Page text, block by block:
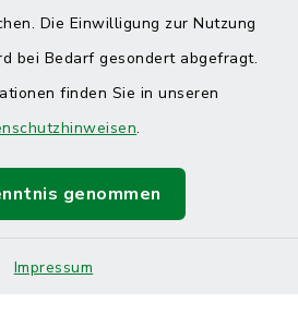
Die Einwilligung zur Nutzung
bei Bedarf gesondert abgefragt.
finden Sie in unseren
.
genommen
Impressum
Sitemap